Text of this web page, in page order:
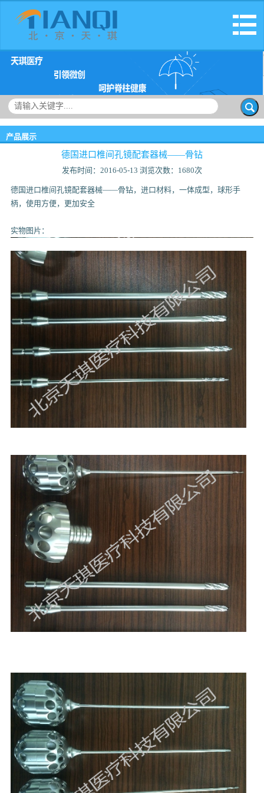
产品展示
德国进口椎间孔镜配套器械——骨钻
发布时间：2016-05-13 浏览次数：1680次
德国进口椎间孔镜配套器械——骨钻，进口材料，一体成型，球形手
柄，使用方便，更加安全
实物图片：
产品展示
新闻动态